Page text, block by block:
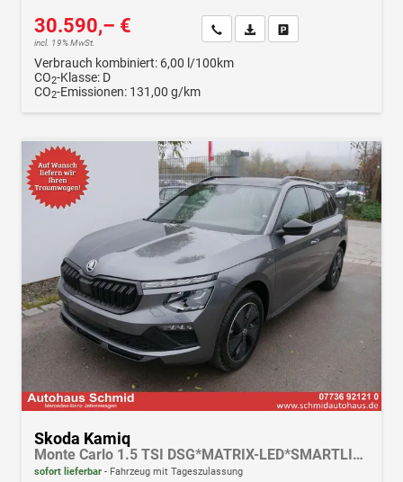
30.590,– €
incl. 19% MwSt.
Wir rufen Sie anFahrzeugexposé (PDF)
Verbrauch kombiniert: 6,00 l/100km
CO2-Klasse: D
CO2-Emissionen: 131,00 g/km
Skoda Kamiq
Monte Carlo 1.5 TSI DSG*MATRIX-LED*SMARTLINK*PDC-HI*TEMPOMAT*SHZ*17-ZOLL
sofort lieferbar Fahrzeug mit Tageszulassung